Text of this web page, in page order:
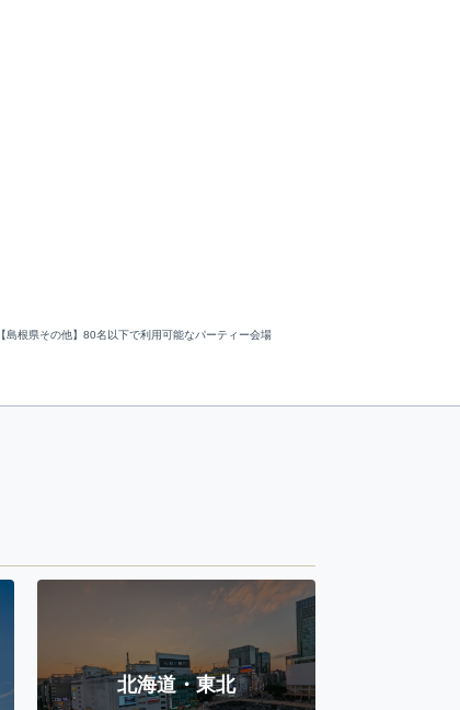
【島根県その他】80名以下で利用可能なパーティー会場
北海道・東北